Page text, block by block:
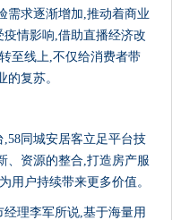
需求逐渐增加,推动着商业
情影响,借助直播经济改
至线上,不仅给消费者带
复苏。
同城安居客立足平台技
、资源的整合,打造房产服
用户持续带来更多价值。
理李军所说,基于海量用